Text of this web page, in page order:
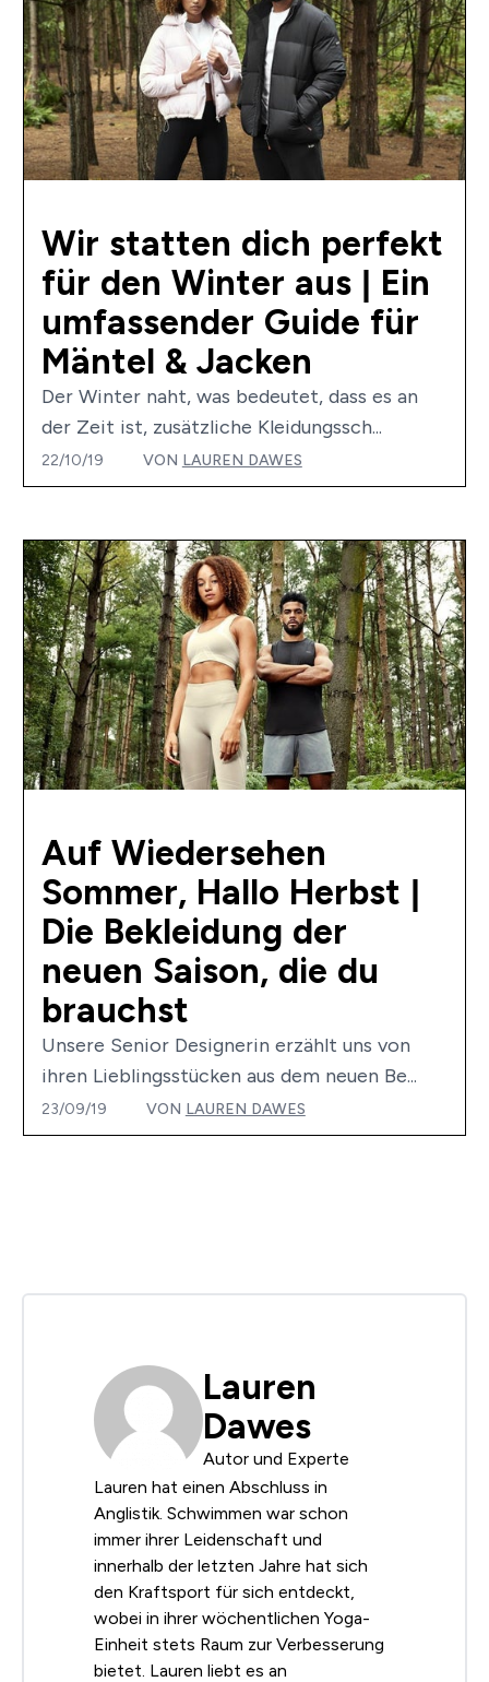
Wir statten dich perfekt
für den Winter aus | Ein
umfassender Guide für
Mäntel & Jacken
Der Winter naht, was bedeutet, dass es an
der Zeit ist, zusätzliche Kleidungssch...
22/10/19 VON LAUREN DAWES
Auf Wiedersehen
Sommer, Hallo Herbst |
Die Bekleidung der
neuen Saison, die du
brauchst
Unsere Senior Designerin erzählt uns von
ihren Lieblingsstücken aus dem neuen Be...
23/09/19 VON LAUREN DAWES
Lauren
Dawes
Autor und Experte
Lauren hat einen Abschluss in
Anglistik. Schwimmen war schon
immer ihrer Leidenschaft und
innerhalb der letzten Jahre hat sich
den Kraftsport für sich entdeckt,
wobei in ihrer wöchentlichen Yoga-
Einheit stets Raum zur Verbesserung
bietet. Lauren liebt es an